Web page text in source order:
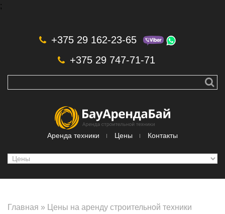
;
+375 29 162-23-65
+375 29 747-71-71
Аренда техники Цены Контакты
Главная » Цены на аренду строительной техники